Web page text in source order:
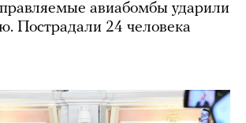
авиабомбы ударили
Пострадали 24 человека